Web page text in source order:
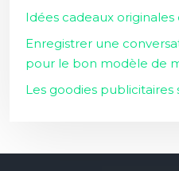
Idées cadeaux
Enregistrer une
pour le bon modèle de
Les goodies publicitaires